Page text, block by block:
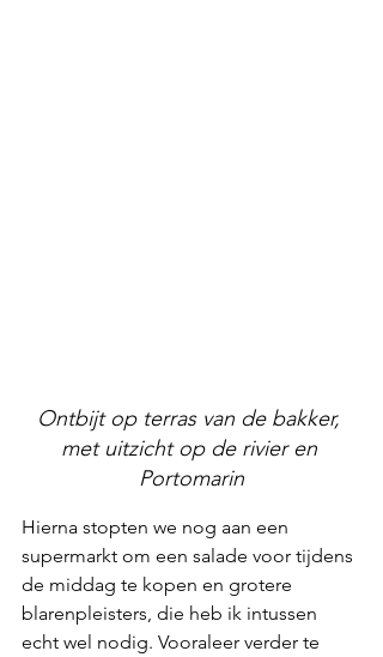
Ontbijt op terras van de bakker,
met uitzicht op de rivier en
Portomarin
Hierna stopten we nog aan een
supermarkt om een salade voor tijdens
de middag te kopen en grotere
blarenpleisters, die heb ik intussen
echt wel nodig. Vooraleer verder te